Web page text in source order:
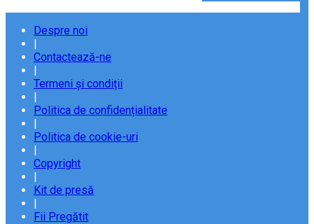
Despre noi
|
Contactează-ne
|
Termeni și condiții
|
Politica de confidențialitate
|
Politica de cookie-uri
|
Copyright
|
Kit de presă
|
Fii Pregătit